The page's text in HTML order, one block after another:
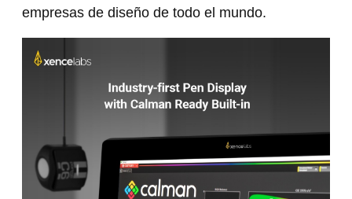
empresas de diseño de todo el mundo.